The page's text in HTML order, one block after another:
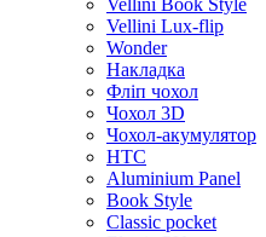
Vellini Book Style
Vellini Lux-flip
Wonder
Накладка
Фліп чохол
Чохол 3D
Чохол-акумулятор
HTC
Aluminium Panel
Book Style
Classic pocket